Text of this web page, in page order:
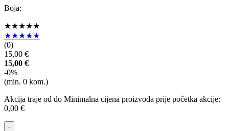
Boja:
★★★★★
★★★★★
(0)
15,00 €
15,00 €
-0%
(min. 0 kom.)
Akcija traje od do Minimalna cijena proizvoda prije početka akcije:
0,00 €
-